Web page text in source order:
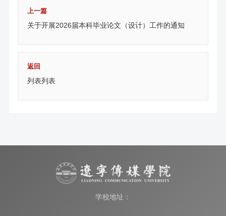
上一篇
关于开展2026届本科毕业论文（设计）工作的通知
返回
列表列表
学校地址：